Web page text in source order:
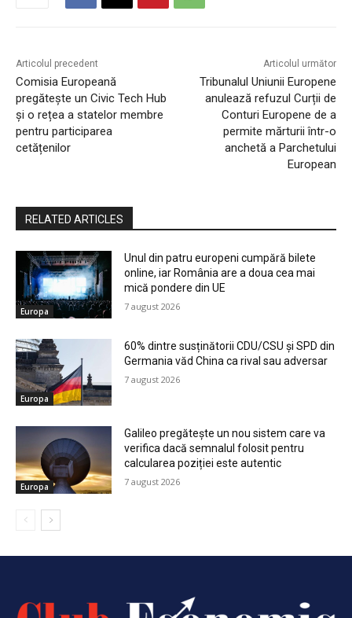
Articolul precedent
Comisia Europeană
pregătește un Civic Tech Hub
și o rețea a statelor membre
pentru participarea
cetățenilor
Articolul următor
Tribunalul Uniunii Europene
anulează refuzul Curții de
Conturi Europene de a
permite mărturii într-o
anchetă a Parchetului
European
RELATED ARTICLES
Europa
Unul din patru europeni cumpără bilete
online, iar România are a doua cea mai
mică pondere din UE
7 august 2026
Europa
60% dintre susținătorii CDU/CSU și SPD din
Germania văd China ca rival sau adversar
7 august 2026
Europa
Galileo pregătește un nou sistem care va
verifica dacă semnalul folosit pentru
calcularea poziției este autentic
7 august 2026